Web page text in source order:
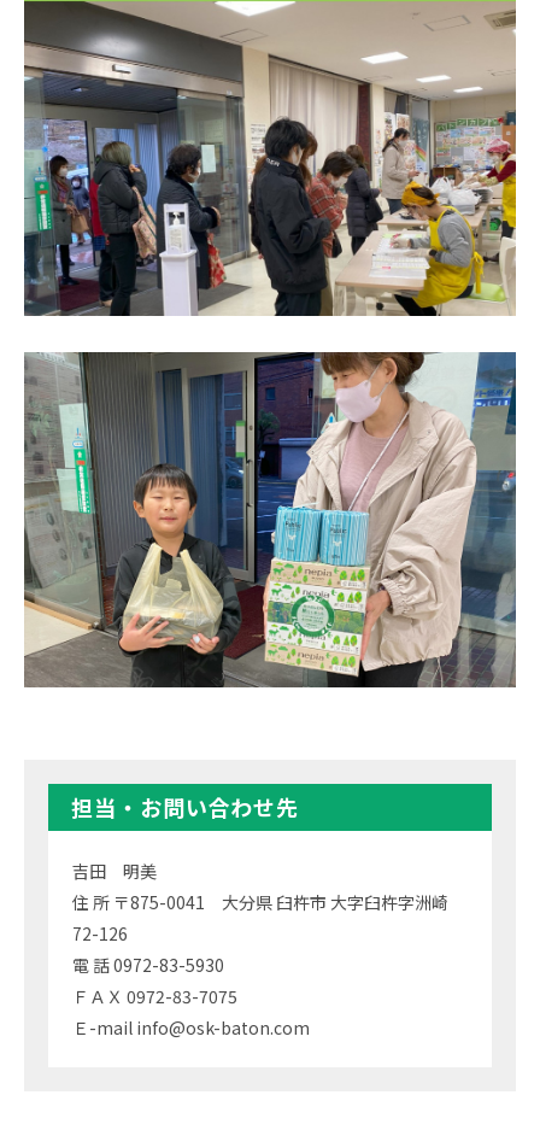
担当・お問い合わせ先
吉田 明美
住 所 〒875-0041 大分県 臼杵市 大字臼杵字洲崎
72-126
電 話 0972-83-5930
ＦＡＸ 0972-83-7075
Ｅ-mail info@osk-baton.com